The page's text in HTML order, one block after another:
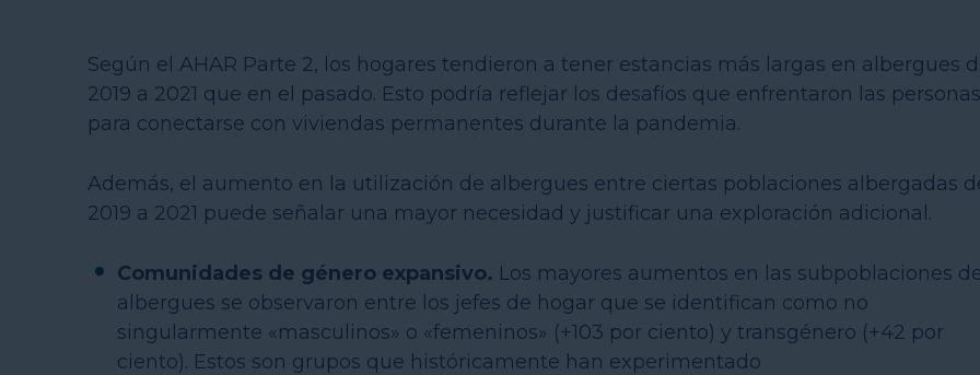
Según el AHAR Parte 2, los hogares tendieron a tener estancias más largas en albergues
2019 a 2021 que en el pasado. Esto podría reflejar los desafíos que enfrentaron las personas
para conectarse con viviendas permanentes durante la pandemia.
Además, el aumento en la utilización de albergues entre ciertas poblaciones albergadas
2019 a 2021 puede señalar una mayor necesidad y justificar una exploración adicional.
Comunidades de género expansivo. Los mayores aumentos en las subpoblaciones
albergues se observaron entre los jefes de hogar que se identifican como no
singularmente «masculinos» o «femeninos» (+103 por ciento) y transgénero (+42 por
ciento). Estos son grupos que históricamente han experimentado